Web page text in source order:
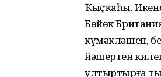
Ҡыҫҡаһы,
Бөйөк
күмәкләшеп,
йәшертен
ултыртырға